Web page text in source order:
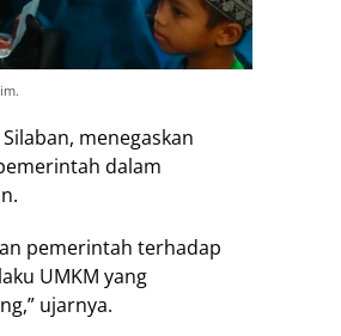
menegaskan
dalam
pemerintah terhadap
UMKM yang
ujarnya.